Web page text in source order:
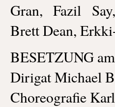
Gran, Fazil
Brett Dean,
BESETZUNG
Dirigat Michael
Choreografie